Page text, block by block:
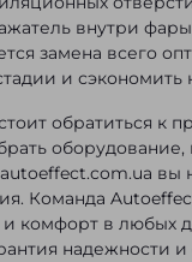
внутри
замена всего
и сэкономить
обратиться к
Команда
комфорт в любых
надежности и